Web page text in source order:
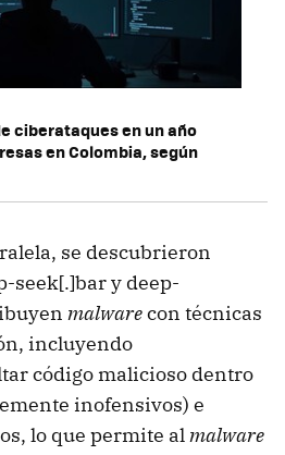
ciberataques en un año
en Colombia, según
se descubrieron
seek[.]bar y deep-
malwarecon técnicas
incluyendo
código malicioso dentro
inofensivos) e
lo que permite almalware